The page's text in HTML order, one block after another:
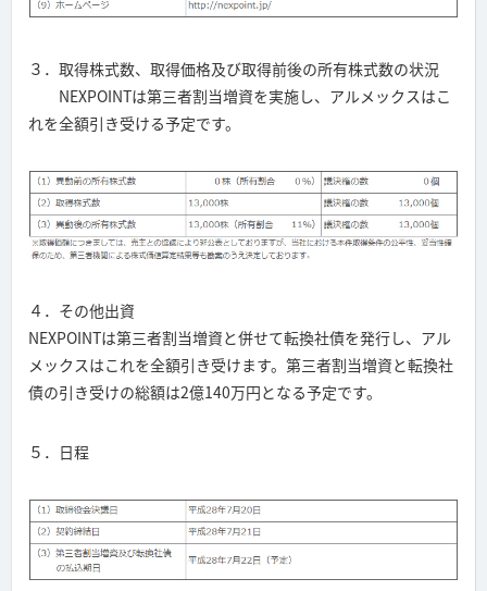
３．取得株式数、取得価格及び取得前後の所有株式数の状況
NEXPOINTは第三者割当増資を実施し、アルメックスはこ
れを全額引き受ける予定です。
４．その他出資
NEXPOINTは第三者割当増資と併せて転換社債を発行し、アル
メックスはこれを全額引き受けます。第三者割当増資と転換社
債の引き受けの総額は2億140万円となる予定です。
５．日程